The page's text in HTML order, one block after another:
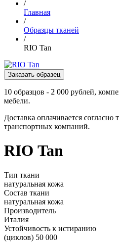
/
Главная
/
Образцы тканей
/
RIO Tan
Заказать образец
10 образцов - 2 000 рублей,
мебели.
Доставка оплачивается
транспортных компаний.
RIO Tan
Тип ткани
натуральная кожа
Состав ткани
натуральная кожа
Производитель
Италия
Устойчивость к истиранию
(циклов) 50 000